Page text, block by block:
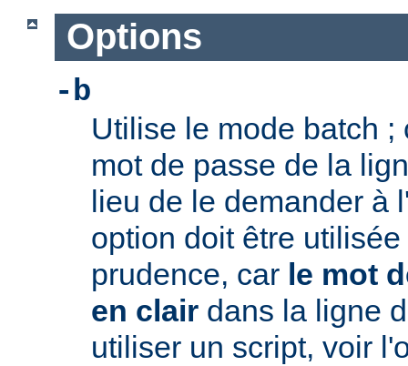
Options
-b
Utilise le mode batch
mot de passe de la
lieu de le demander à
option doit être
prudence, car le mot
en clair dans la ligne
utiliser un script, voir